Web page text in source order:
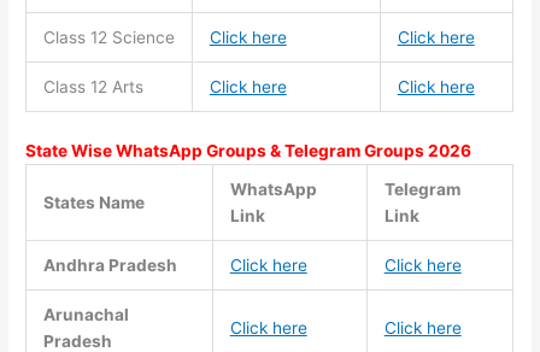
Class 12 Science Click here Click here
Class 12 Arts Click here Click here
State Wise WhatsApp Groups & Telegram Groups 2026
States Name
WhatsApp
Link
Telegram
Link
Andhra Pradesh Click here Click here
Arunachal
Pradesh
Click here Click here